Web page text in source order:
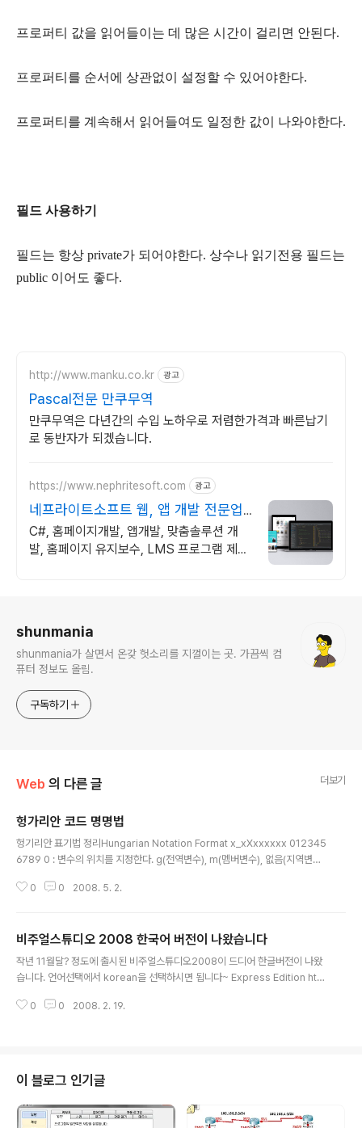
프로퍼티 값을 읽어들이는 데 많은 시간이 걸리면 안된다.
프로퍼티를 순서에 상관없이 설정할 수 있어야한다.
프로퍼티를 계속해서 읽어들여도 일정한 값이 나와야한다.
필드 사용하기
필드는 항상 private가 되어야한다. 상수나 읽기전용 필드는
public 이어도 좋다.
http://www.manku.co.kr 광고
Pascal전문 만쿠무역
만쿠무역은 다년간의 수입 노하우로 저렴한가격과 빠른납기
로 동반자가 되겠습니다.
https://www.nephritesoft.com 광고
네프라이트소프트 웹, 앱 개발 전문업
체
C#, 홈페이지개발, 앱개발, 맞춤솔루션 개
발, 홈페이지 유지보수, LMS 프로그램 제작
shunmania
shunmania가 살면서 온갖 헛소리를 지껄이는 곳. 가끔씩 컴
퓨터 정보도 올림.
구독하기
Web 의 다른 글 더보기
헝가리안 코드 명명법
헝기리안 표기법 정리Hungarian Notation Format x_xXxxxxxx 012345
6789 0 : 변수의 위치를 지정한다. g(전역변수), m(멤버변수), 없음(지역변수)
다.(클래스 이름에 대해서는 관습적으로 자음축약형을 사용한다._ 3 ~ : 변수의
gned char ucByte; :한 바이트 데이타 char cChar; :한 문자 unsigned ch
ar rgucByte[10]; :바이트 데이타 10개 char rgcChar..
0 0 2008. 5. 2.
비주얼스튜디오 2008 한국어 버전이 나왔습니다
작년 11월달? 정도에 출시된 비주얼스튜디오2008이 드디어 한글버전이 나왔
습니다. 언어선택에서 korean을 선택하시면 됩니다~ Express Edition htt
te http://www.microsoft.com/downloads/details.aspx?FamilyId=
0 0 2008. 2. 19.
이 블로그 인기글